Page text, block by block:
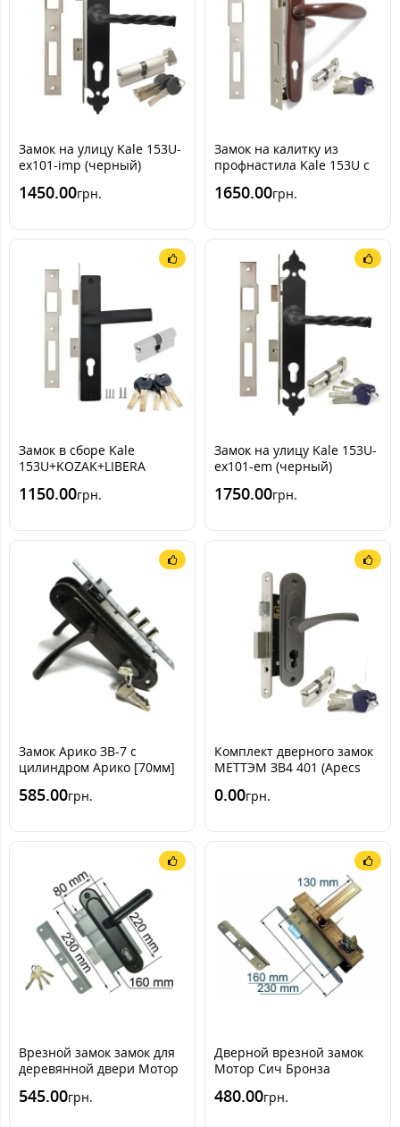
Замок на улицу Kale 153U-
ex101-imp (черный)
1450.00грн.
Замок на калитку из
профнастила Kale 153U с
[Шоколадно-коричневый]
1650.00грн.
Замок в сборе Kale
153U+KOZAK+LIBERA
1150.00грн.
Замок на улицу Kale 153U-
ex101-em (черный)
1750.00грн.
Замок Арико ЗВ-7 с
цилиндром Арико [70мм]
585.00грн.
Комплект дверного замок
МЕТТЭМ ЗВ4 401 (Apecs
0.00грн.
Врезной замок замок для
деревянной двери Мотор
545.00грн.
Дверной врезной замок
Мотор Сич Бронза
480.00грн.